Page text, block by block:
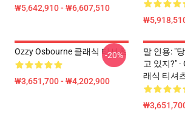
₩5,642,910 - ₩6,607,510
Ozzy Osbourne 클래식 티셔츠
₩3,651,700 - ₩4,202,900
-20%
말 인용: "
고 있지?"
래식 티셔